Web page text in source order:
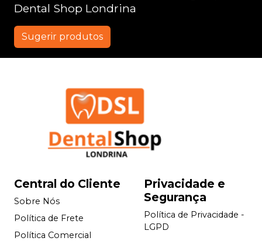
Dental Shop Londrina
Sugerir produtos
Central do Cliente
Sobre Nós
Política de Frete
Política Comercial
Privacidade e
Segurança
Política de Privacidade -
LGPD